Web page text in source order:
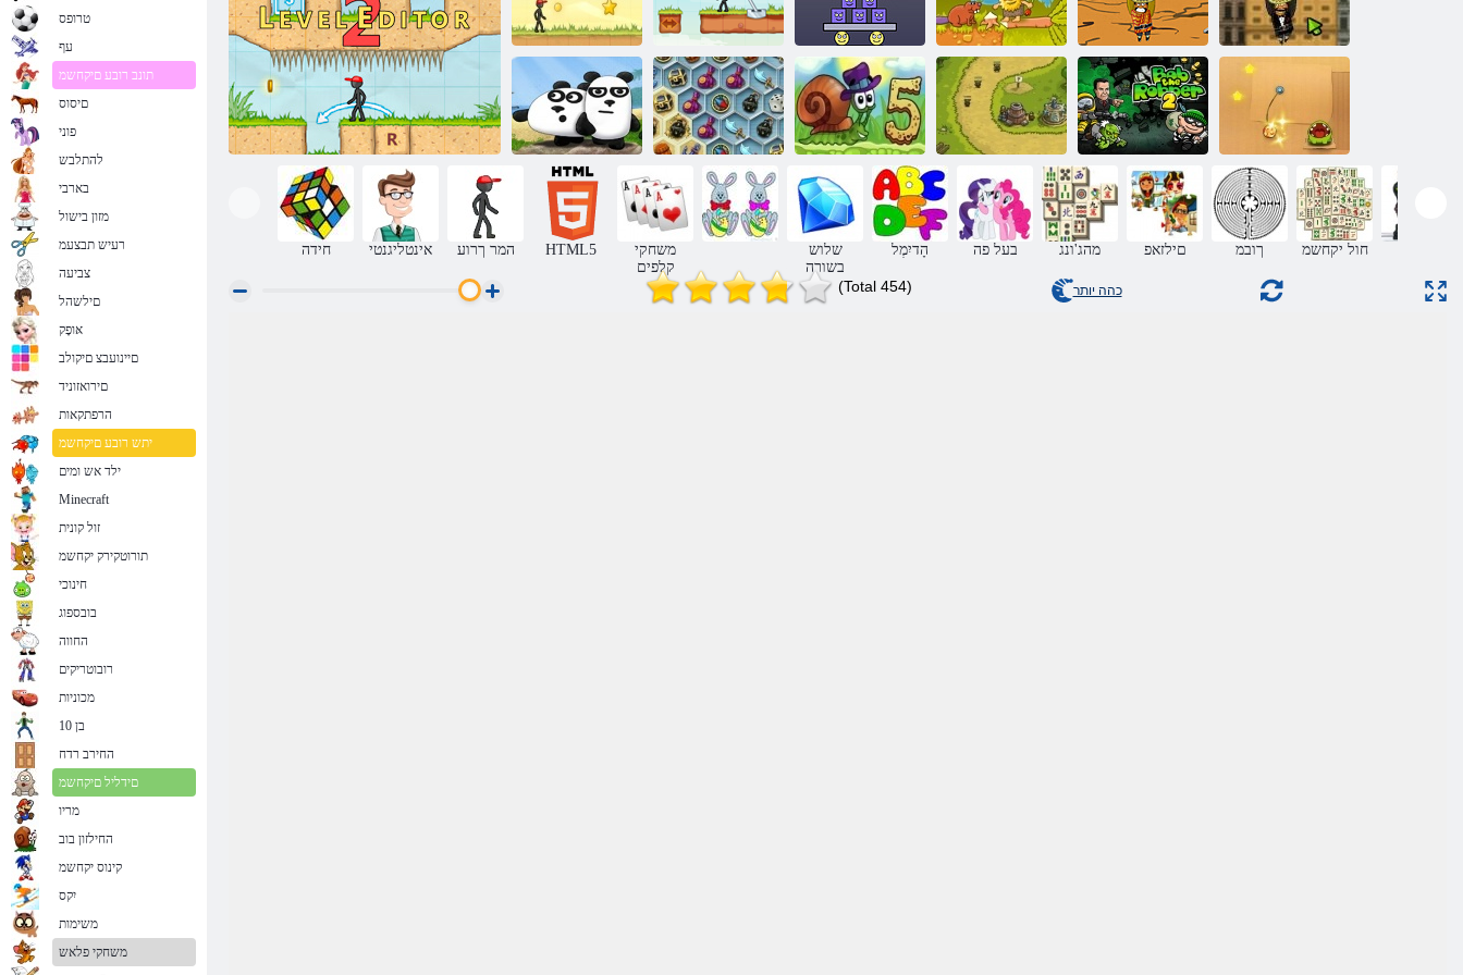
עורך רמה 3
עורפה ברעמה 4
המר ךרוע
2 םרעמ רפוס אדם וחווה אמיגו פנצ'ו אמיגו פנצ'ו 2
3 פנדה
אוצרות של
מיסטיק הים
סיפור אהבת
חילזון בוב 5
הממלכה Rush בוב השודד 2 לבחה תא ךותחל
חידה אינטליגנטי המר ךרוע HTML5
משחקי
קלפים
שלוש
בשורה
הָדיִמְל בעל פה מהג'ונג םילזאפ ךובמ חול יקחשמ
(Total 454) כהה יותר
טרופס
עף
תונב רובע םיקחשמ
םיסוס
פוני
להתלבש
בארבי
מזון בישול
רעיש תבצעמ
צביעה
םילשהל
אּופָק
םיינועבצ םיקולב
םירואזוניד
הרפתקאות
יתש רובע םיקחשמ
ילד אש ומים
Minecraft
זול קונית
תורוטקירק יקחשמ
חינוכי
בובספוג
החווה
רובוטריקים
מכוניות
בן 10
החירב רדח
םידליל םיקחשמ
מריו
החילזון בוב
קינוס יקחשמ
יִקס
משימות
משחקי פלאש